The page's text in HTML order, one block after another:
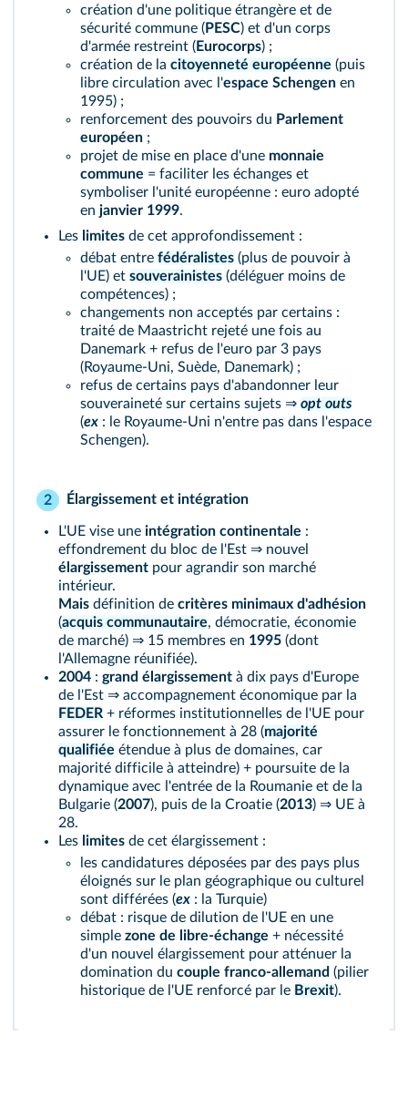
création d'une politique étrangère et de
sécurité commune (PESC) et d'un corps
d'armée restreint (Eurocorps) ;
création de la citoyenneté européenne (puis
libre circulation avec l'espace Schengen en
1995) ;
renforcement des pouvoirs du Parlement
européen ;
projet de mise en place d'une monnaie
commune = faciliter les échanges et
symboliser l'unité européenne : euro adopté
en janvier 1999.
Les limites de cet approfondissement :
débat entre fédéralistes (plus de pouvoir à
l'UE) et souverainistes (déléguer moins de
compétences) ;
changements non acceptés par certains :
traité de Maastricht rejeté une fois au
Danemark + refus de l'euro par 3 pays
(Royaume-Uni, Suède, Danemark) ;
refus de certains pays d'abandonner leur
souveraineté sur certains sujets ⇒ opt outs
(ex : le Royaume-Uni n'entre pas dans l'espace
Schengen).
2 Élargissement et intégration
L'UE vise une intégration continentale :
effondrement du bloc de l'Est ⇒ nouvel
élargissement pour agrandir son marché
intérieur.
Mais définition de critères minimaux d'adhésion
(acquis communautaire, démocratie, économie
de marché) ⇒ 15 membres en 1995 (dont
l'Allemagne réunifiée).
2004 : grand élargissement à dix pays d'Europe
de l'Est ⇒ accompagnement économique par la
FEDER + réformes institutionnelles de l'UE pour
assurer le fonctionnement à 28 (majorité
qualifiée étendue à plus de domaines, car
majorité difficile à atteindre) + poursuite de la
dynamique avec l'entrée de la Roumanie et de la
Bulgarie (2007), puis de la Croatie (2013) ⇒ UE à
28.
Les limites de cet élargissement :
les candidatures déposées par des pays plus
éloignés sur le plan géographique ou culturel
sont différées (ex : la Turquie)
débat : risque de dilution de l'UE en une
simple zone de libre-échange + nécessité
d'un nouvel élargissement pour atténuer la
domination du couple franco-allemand (pilier
historique de l'UE renforcé par le Brexit).